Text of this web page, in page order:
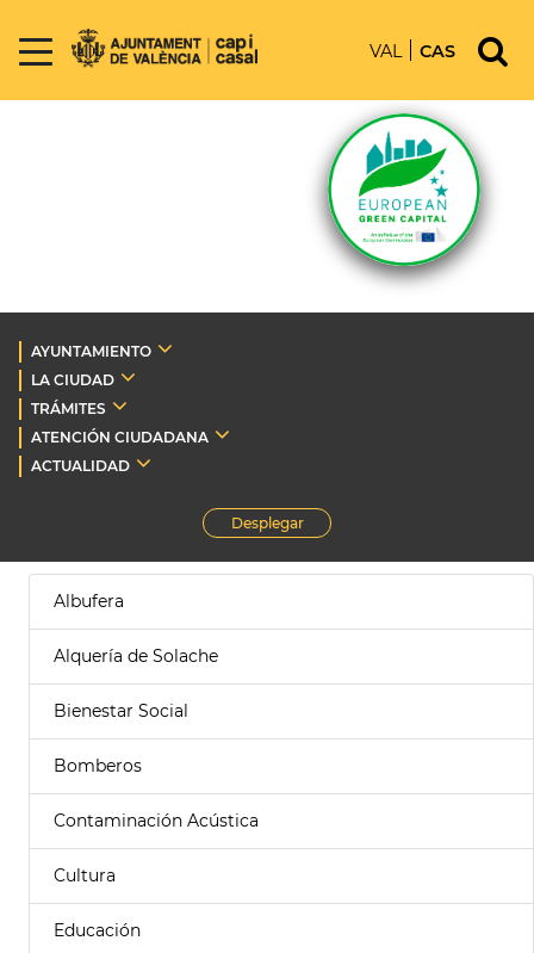
VAL CAS
AYUNTAMIENTO
LA CIUDAD
TRÁMITES
ATENCIÓN CIUDADANA
ACTUALIDAD
Desplegar
Albufera
Alquería de Solache
Bienestar Social
Bomberos
Contaminación Acústica
Cultura
Educación